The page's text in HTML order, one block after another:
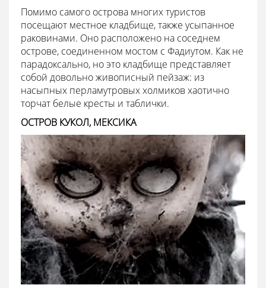
Помимо самого острова многих туристов
посещают местное кладбище, также усыпанное
раковинами. Оно расположено на соседнем
острове, соединенном мостом с Фадиутом. Как не
парадоксально, но это кладбище представляет
собой довольно живописный пейзаж: из
насыпных перламутровых холмиков хаотично
торчат белые кресты и таблички.
ОСТРОВ КУКОЛ, МЕКСИКА